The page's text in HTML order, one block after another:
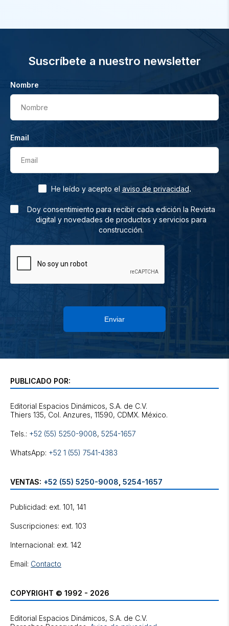
Suscríbete a nuestro newsletter
Nombre
Nombre
Email
Email
He leído y acepto el aviso de privacidad.
Doy consentimiento para recibir cada edición la Revista
digital y novedades de productos y servicios para
construcción.
Enviar
PUBLICADO POR:
Editorial Espacios Dinámicos, S.A. de C.V.
Tels.: +52 (55) 5250-9008, 5254-1657
WhatsApp: +52 1 (55) 7541-4383
VENTAS: +52 (55) 5250-9008 5254-1657
Publicidad: ext. 101, 141
Suscripciones: ext. 103
Internacional: ext. 142
Email: Contacto
COPYRIGHT © 1992 - 2026
Editorial Espacios Dinámicos, S.A. de C.V.